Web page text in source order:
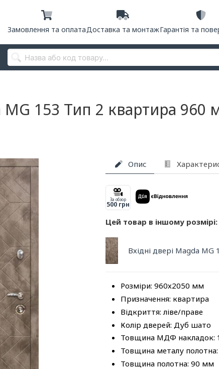
Замовлення та оплатаДоставка та монтажГарантія та
MG 153 Тип 2 квартира 960
Опис
За обзор
500 грн
Цей товар в іншому розмірі:
Вхідні двері Magda
Розміри: 960х2050 мм
Призначення: квартира
Відкриття: ліве/праве
Колір дверей: Дуб шато
Товщина МДФ накладок:
Товщина металу
Товщина полотна: 90 мм